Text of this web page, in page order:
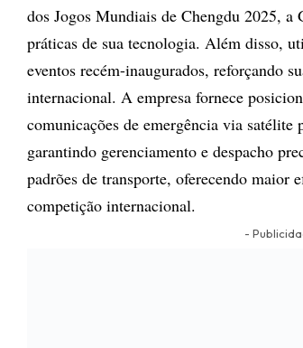
dos Jogos Mundiais de Chengdu 2025,
práticas de sua tecnologia. Além disso,
eventos recém-inaugurados, reforçando
internacional. A empresa fornece
comunicações de emergência via
garantindo gerenciamento e despacho
padrões de transporte, oferecendo maior
competição internacional.
-